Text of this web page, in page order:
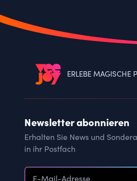
ERLEBE MAGISCHE
Newsletter abonnieren
Erhalten Sie News und
in ihr Postfach